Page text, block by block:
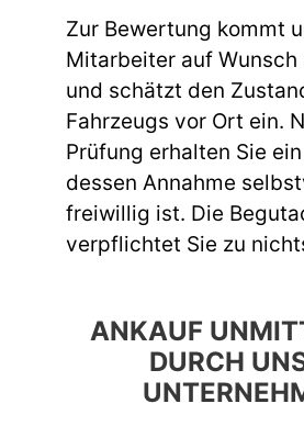
Zur Bewertung kommt
Mitarbeiter auf Wunsch
und schätzt den
Fahrzeugs vor Ort ein.
Prüfung erhalten Sie
dessen Annahme
freiwillig ist. Die
verpflichtet Sie zu
ANKAUF
DURCH